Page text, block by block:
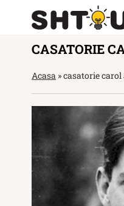
CASATORIE
Acasa »casatorie carol